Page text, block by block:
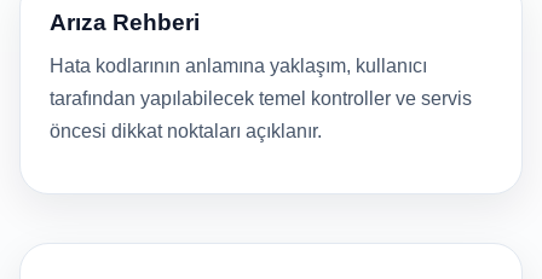
Arıza Rehberi
Hata kodlarının anlamına yaklaşım, kullanıcı
tarafından yapılabilecek temel kontroller ve servis
öncesi dikkat noktaları açıklanır.